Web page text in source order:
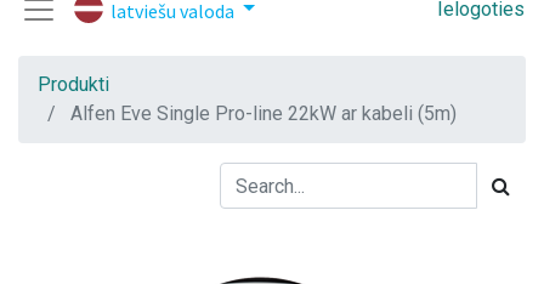
Ielogoties
latviešu valoda
Produkti
Alfen Eve Single Pro-line 22kW ar kabeli (5m)